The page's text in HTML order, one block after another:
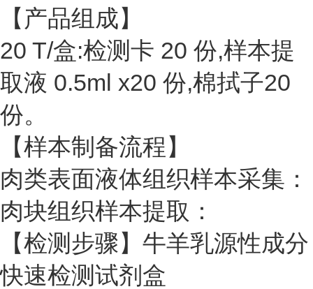
【产品组成】
20 T/盒:检测卡 20 份,样本提
取液 0.5ml x20 份,棉拭子20
份。
【样本制备流程】
肉类表面液体组织样本采集：
肉块组织样本提取：
【检测步骤】牛羊乳源性成分
快速检测试剂盒